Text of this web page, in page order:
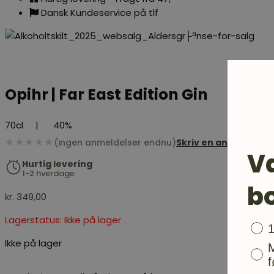
Dansk Kundeservice på tlf
Opihr | Far East Edition Gin
70cl | 40%
★★★★★ (ingen anmeldelser endnu)Skriv en anmeldelse
Hurtig levering
1-2 hverdage
kr. 349,00
Lagerstatus: Ikke på lager
Ikke på lager